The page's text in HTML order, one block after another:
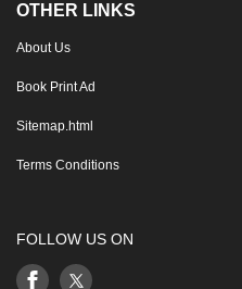
OTHER LINKS
About Us
Book Print Ad
Sitemap.html
Terms Conditions
FOLLOW US ON